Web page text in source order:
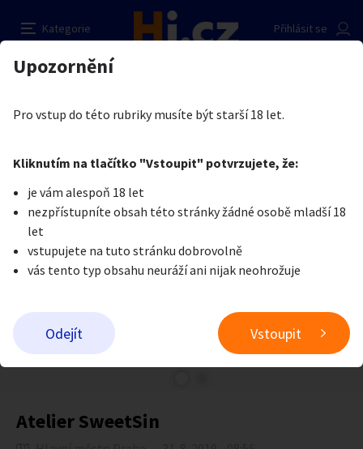
Kategorie
Přihlásit se
Auto-moto
Reality a bydlení Seznamka
Zvířata
Stroje a nářadí PC a elektro Sport a hobby
Sběratelství
Přidat inzerát
Erotika Práce v erotice
Je nám líto, ale tenhle inzerát již není aktuální.
Atelier SweetSin
Atelier SweetSin
Prodávající
Pošlete uživateli zprávu
Nahlásit inzerát
Upozornění
Pro vstup do této rubriky musíte být starší 18 let.
Kliknutím na tlačítko "Vstoupit" potvrzujete, že:
je vám alespoň 18 let
nezpřístupníte obsah této stránky žádné osobě mladší 18
let
vstupujete na tuto stránku dobrovolně
vás tento typ obsahu neuráží ani nijak neohrožuje
Odejít Vstoupit